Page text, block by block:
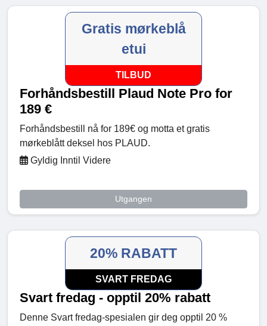
Gratis mørkeblå
etui
TILBUD
Forhåndsbestill Plaud Note Pro for
189 €
Forhåndsbestill nå for 189€ og motta et gratis
mørkeblått deksel hos PLAUD.
Gyldig Inntil Videre
Utgangen
20% RABATT
SVART FREDAG
Svart fredag - opptil 20% rabatt
Denne Svart fredag-spesialen gir deg opptil 20 %